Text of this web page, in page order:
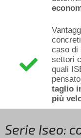
caso di
settori
quali
taglio
più
Serie Iseo: